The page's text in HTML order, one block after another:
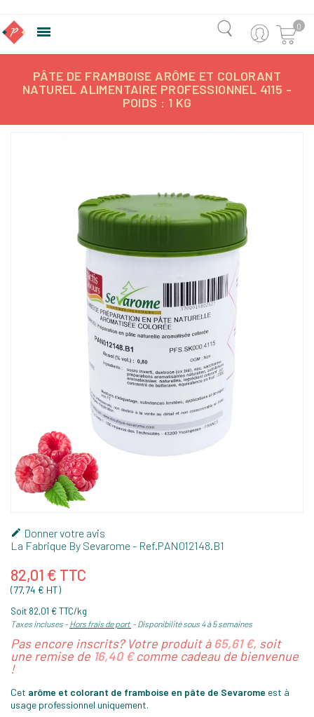
 0
PÂTE DE FRAMBOISE ARÔME ET COLORANT
NATUREL ALIMENTAIRE PROFESSIONNEL 4115 -
POIDS : 1 KG
 Donner votre avis
La Fabrique By Sevarome - Ref. PAN012148.B1
82,01 € TTC
(77,74 € HT)
Soit 82,01 € TTC/kg
Taxes incluses Hors frais de port Disponibilité sous 4 à 5 semaines
Pas encore inscrits? Votre produit à65,61 €, soit
une remise de 16,40 €comme cadeau de bienvenue
!
Cet arôme et colorant de framboise en pâte de Sevarome est à
usage professionnel uniquement.